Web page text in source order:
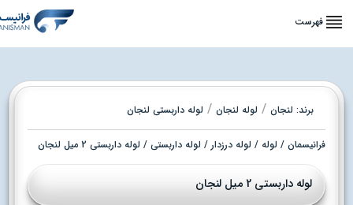
فهرست
لنجان/لوله لنجان/لوله داربستی لنجان
فرانیسمان/لوله/لوله درزدار /لوله داربستی/ لوله داربستی 2 میل لنجان
لوله داربستی 2 میل لنجان